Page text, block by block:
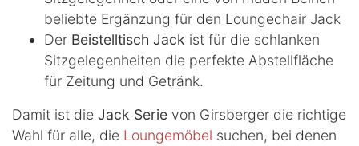
beliebte Ergänzung für den Loungechair Jack
Der Beistelltisch Jack ist für die schlanken
Sitzgelegenheiten die perfekte Abstellfläche
für Zeitung und Getränk.
Damit ist die Jack Serie von Girsberger die richtige
Wahl für alle, die Loungemöbel suchen, bei denen